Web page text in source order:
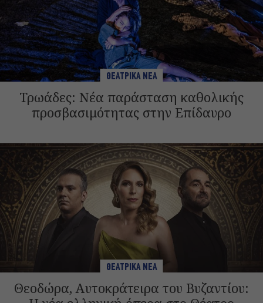
ΘΕΑΤΡΙΚΑ ΝΕΑ
Τρωάδες: Νέα παράσταση καθολικής
προσβασιμότητας στην Επίδαυρο
ΘΕΑΤΡΙΚΑ ΝΕΑ
Θεοδώρα, Αυτοκράτειρα του Βυζαντίου: